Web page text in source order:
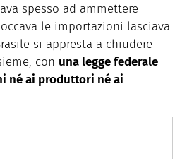
spesso ad ammettere
le importazioni lasciava
si appresta a chiudere
con una legge federale
né ai produttori né ai